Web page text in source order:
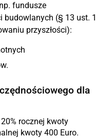
fundusze
budowlanych (§ 13 ust. 1
przyszłości):
dla
20% rocznej kwoty
kwoty 400 Euro.